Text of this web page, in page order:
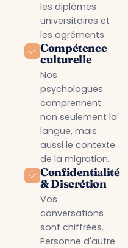
les diplômes
universitaires et
les agréments.
Compétence
culturelle
Nos
psychologues
comprennent
non seulement la
langue, mais
aussi le contexte
de la migration.
Confidentialité
& Discrétion
Vos
conversations
sont chiffrées.
Personne d'autre